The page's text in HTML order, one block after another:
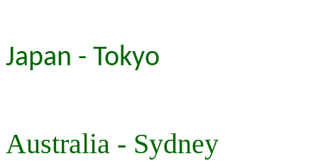
Japan - Tokyo
Australia - Sydney